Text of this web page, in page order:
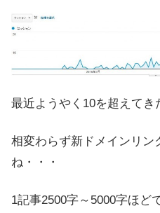
最近ようやく10を超えてき
相変わらず新ドメインリン
ね・・・
1記事2500字～5000字ほど